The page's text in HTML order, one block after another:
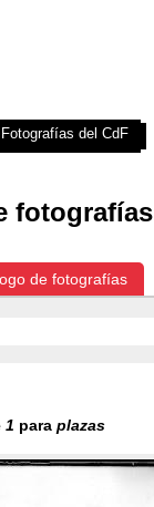
fotografías
de fotografías
1 para plazas
Fotografías del CdF